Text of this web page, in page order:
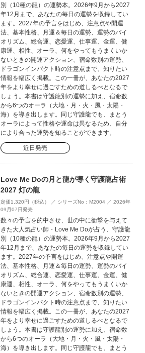
別（10種の龍）の運勢本。2026年9月から2027
年12月まで、あなたの毎日の運勢を収録してい
ます。2027年の予言をはじめ、注意点や開運
法、基本性格、月運＆毎日の運勢、運勢のバイ
オリズム、総合運、恋愛運、仕事運、金運、健
康運、相性、オーラ、何をやってもうまくいか
ないときの開運アクション、宿命数別の運勢、
ドラゴンインパクト時の注意点まで、知りたい
情報を幅広く掲載。この一冊が、あなたの2027
年をより幸せに過ごすための道しるべとなるで
しょう。本書は守護龍別の運勢に加え、宿命数
から6つのオーラ（大地・月・火・風・太陽・
海）を導き出します。同じ守護龍でも、まとう
オーラによって性格や運命は異なるため、自分
により合った運勢を知ることができます。
近日発売
Love Me Doの月と龍が導く守護龍占術
2027 灯の龍
定価1,320円（税込） ／ シリーズNo：M2004 ／ 2026年
09月07日発売
数々の予言を的中させ、世の中に衝撃を与えて
きた大人気占い師・Love Me Doが占う、守護龍
別（10種の龍）の運勢本。2026年9月から2027
年12月まで、あなたの毎日の運勢を収録してい
ます。2027年の予言をはじめ、注意点や開運
法、基本性格、月運＆毎日の運勢、運勢のバイ
オリズム、総合運、恋愛運、仕事運、金運、健
康運、相性、オーラ、何をやってもうまくいか
ないときの開運アクション、宿命数別の運勢、
ドラゴンインパクト時の注意点まで、知りたい
情報を幅広く掲載。この一冊が、あなたの2027
年をより幸せに過ごすための道しるべとなるで
しょう。本書は守護龍別の運勢に加え、宿命数
から6つのオーラ（大地・月・火・風・太陽・
海）を導き出します。同じ守護龍でも、まとう